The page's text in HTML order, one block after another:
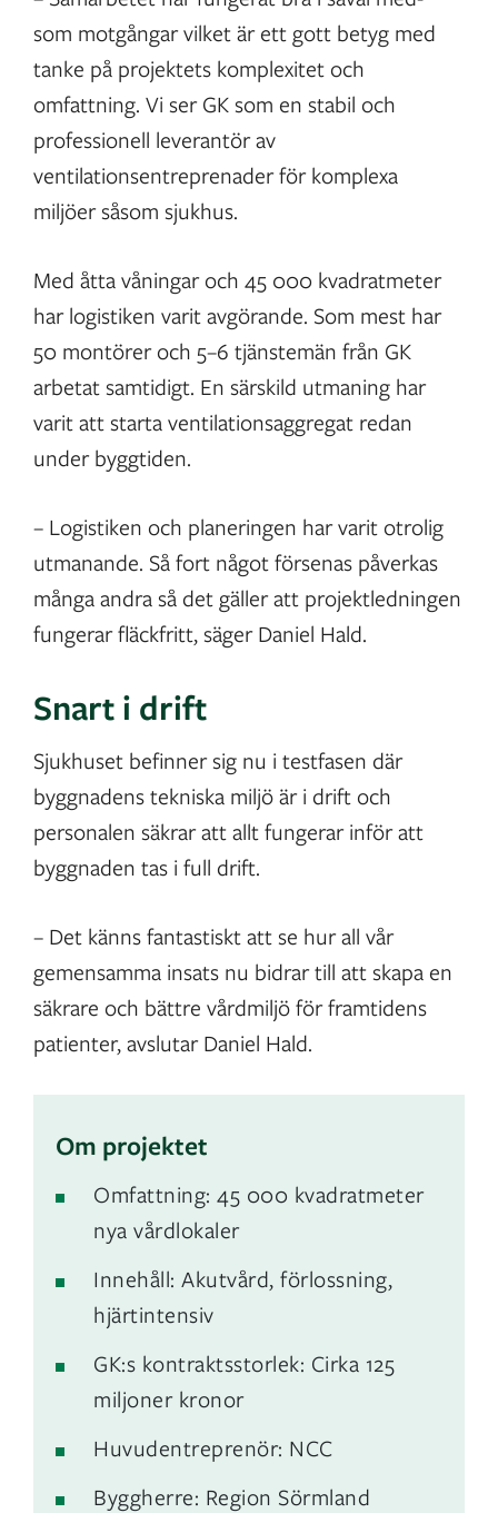
som motgångar vilket är ett gott betyg med
tanke på projektets komplexitet och
omfattning. Vi ser GK som en stabil och
professionell leverantör av
ventilationsentreprenader för komplexa
miljöer såsom sjukhus.
Med åtta våningar och 45 000 kvadratmeter
har logistiken varit avgörande. Som mest har
50 montörer och 5–6 tjänstemän från GK
arbetat samtidigt. En särskild utmaning har
varit att starta ventilationsaggregat redan
under byggtiden.
– Logistiken och planeringen har varit otrolig
utmanande. Så fort något försenas påverkas
många andra så det gäller att projektledningen
fungerar fläckfritt, säger Daniel Hald.
Snart i drift
Sjukhuset befinner sig nu i testfasen där
byggnadens tekniska miljö är i drift och
personalen säkrar att allt fungerar inför att
byggnaden tas i full drift.
– Det känns fantastiskt att se hur all vår
gemensamma insats nu bidrar till att skapa en
säkrare och bättre vårdmiljö för framtidens
patienter, avslutar Daniel Hald.
Om projektet
Omfattning: 45 000 kvadratmeter
nya vårdlokaler
Innehåll: Akutvård, förlossning,
hjärtintensiv
GK:s kontraktsstorlek: Cirka 125
miljoner kronor
Huvudentreprenör: NCC
Byggherre: Region Sörmland